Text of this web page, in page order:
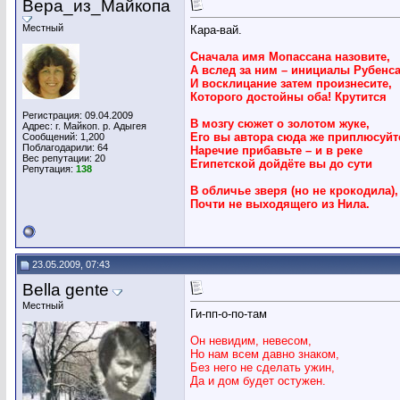
Вера_из_Майкопа
Местный
Регистрация: 09.04.2009
Адрес: г. Майкоп. р. Адыгея
Сообщений: 1,200
Поблагодарили: 64
Вес репутации: 20
Репутация: 138
Кара-вай.
Сначала имя Мопассана назовите,
А вслед за ним – инициалы
И восклицание затем произнесите,
Которого достойны оба! Крутится
В мозгу сюжет о золотом жуке,
Его вы автора сюда же
Наречие прибавьте – и в реке
Египетской дойдёте вы до сути
В обличье зверя (но не крокодила),
Почти не выходящего из Нила.
23.05.2009, 07:43
Bella gente
Местный
Ги-пп-о-по-там
Он невидим, невесом,
Но нам всем давно знаком,
Без него не сделать ужин,
Да и дом будет остужен.